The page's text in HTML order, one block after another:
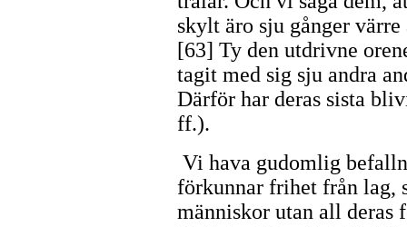
skylt äro sju gånger
[63] Ty den utdrivne
tagit med sig sju andra
Därför har deras sista
ff.).
Vi hava gudomlig
förkunnar frihet från lag,
människor utan all